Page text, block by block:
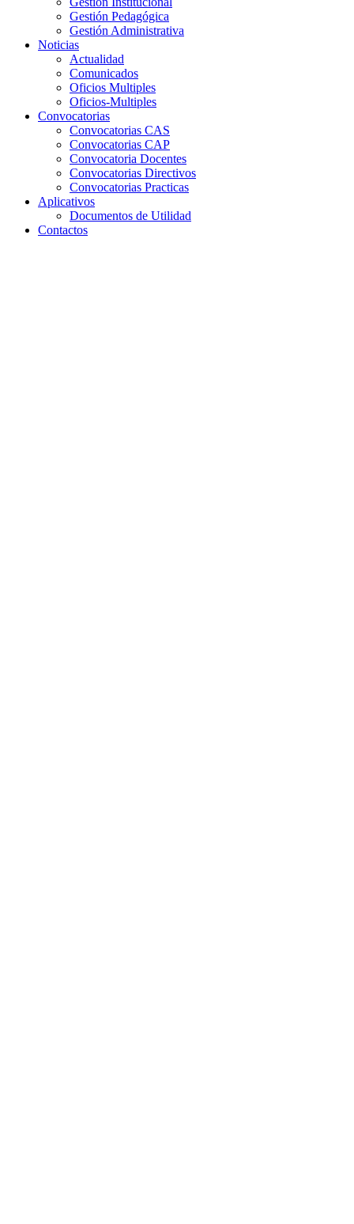
Gestión Pedagógica
Gestión Administrativa
Noticias
Actualidad
Comunicados
Oficios Multiples
Oficios-Multiples
Convocatorias
Convocatorias CAS
Convocatorias CAP
Convocatoria Docentes
Convocatorias Directivos
Convocatorias Practicas
Aplicativos
Documentos de Utilidad
Contactos